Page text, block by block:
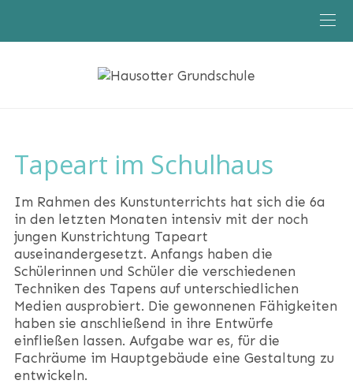
Tapeart im Schulhaus
Im Rahmen des Kunstunterrichts hat sich die 6a
in den letzten Monaten intensiv mit der noch
jungen Kunstrichtung Tapeart
auseinandergesetzt. Anfangs haben die
Schülerinnen und Schüler die verschiedenen
Techniken des Tapens auf unterschiedlichen
Medien ausprobiert. Die gewonnenen Fähigkeiten
haben sie anschließend in ihre Entwürfe
einfließen lassen. Aufgabe war es, für die
Fachräume im Hauptgebäude eine Gestaltung zu
entwickeln.